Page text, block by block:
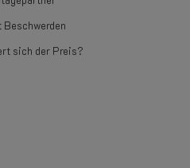
Beschwerden
sich der Preis?